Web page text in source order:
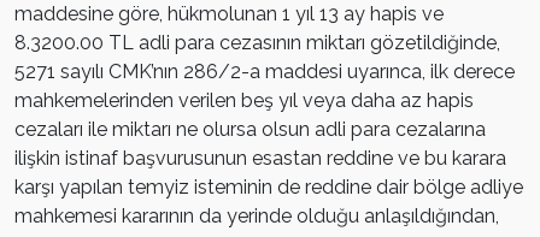
maddesine göre, hükmolunan 1 yıl 13 ay hapis ve
8.3200.00 TL adli para cezasının miktarı gözetildiğinde,
5271 sayılı CMK’nın 286/2-a maddesi uyarınca, ilk derece
mahkemelerinden verilen beş yıl veya daha az hapis
cezaları ile miktarı ne olursa olsun adli para cezalarına
ilişkin istinaf başvurusunun esastan reddine ve bu karara
karşı yapılan temyiz isteminin de reddine dair bölge adliye
mahkemesi kararının da yerinde olduğu anlaşıldığından,